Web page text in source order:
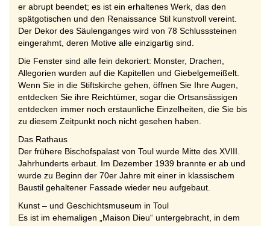
er abrupt beendet; es ist ein erhaltenes Werk, das den
spätgotischen und den Renaissance Stil kunstvoll vereint.
Der Dekor des Säulenganges wird von 78 Schlusssteinen
eingerahmt, deren Motive alle einzigartig sind.
Die Fenster sind alle fein dekoriert: Monster, Drachen,
Allegorien wurden auf die Kapitellen und Giebelgemeißelt.
Wenn Sie in die Stiftskirche gehen, öffnen Sie Ihre Augen,
entdecken Sie ihre Reichtümer, sogar die Ortsansässigen
entdecken immer noch erstaunliche Einzelheiten, die Sie bis
zu diesem Zeitpunkt noch nicht gesehen haben.
Das Rathaus
Der frühere Bischofspalast von Toul wurde Mitte des XVIII.
Jahrhunderts erbaut. Im Dezember 1939 brannte er ab und
wurde zu Beginn der 70er Jahre mit einer in klassischem
Baustil gehaltener Fassade wieder neu aufgebaut.
Kunst – und Geschichtsmuseum in Toul
Es ist im ehemaligen „Maison Dieu“ untergebracht, in dem